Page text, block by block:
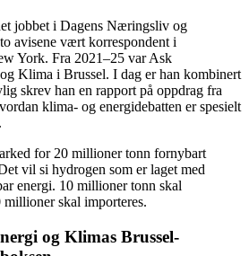
jobbet i Dagens Næringsliv og
avisene vært korrespondent i
York. Fra 2021–25 var Ask
Klima i Brussel. I dag er han kombinert
skrev han en rapport på oppdrag fra
klima- og energidebatten er spesielt
for 20 millioner tonn fornybart
vil si hydrogen som er laget med
energi. 10 millioner tonn skal
skal importeres.
og Klimas Brussel-